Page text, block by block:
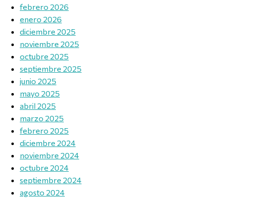
febrero 2026
enero 2026
diciembre 2025
noviembre 2025
octubre 2025
septiembre 2025
junio 2025
mayo 2025
abril 2025
marzo 2025
febrero 2025
diciembre 2024
noviembre 2024
octubre 2024
septiembre 2024
agosto 2024